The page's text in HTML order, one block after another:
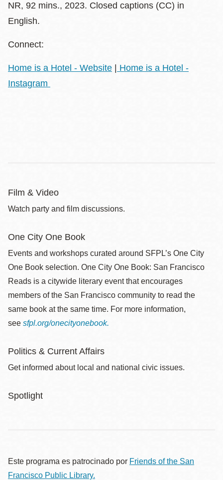
NR, 92 mins., 2023. Closed captions (CC) in
English.
Connect:
Home is a Hotel - Website
Home is a Hotel -
Instagram
Film & Video
Watch party and film discussions.
One City One Book
Events and workshops curated around SFPL’s One City
One Book selection. One City One Book: San Francisco
Reads is a citywide literary event that encourages
members of the San Francisco community to read the
same book at the same time. For more information,
see sfpl.org/onecityonebook.
Politics & Current Affairs
Get informed about local and national civic issues.
Spotlight
Este programa es patrocinado por Friends of the San
Francisco Public Library.